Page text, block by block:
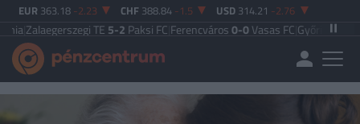
EUR 363.18 -2.23 CHF 388.84 -1.5 USD 314.21 -2.76
TE5-2Paksi FC|Ferencváros0-0Vasas FC|Győri ETO FC4-0